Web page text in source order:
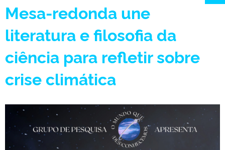
Mesa-redonda une
literatura e filosofia da
ciência para refletir sobre
crise climática